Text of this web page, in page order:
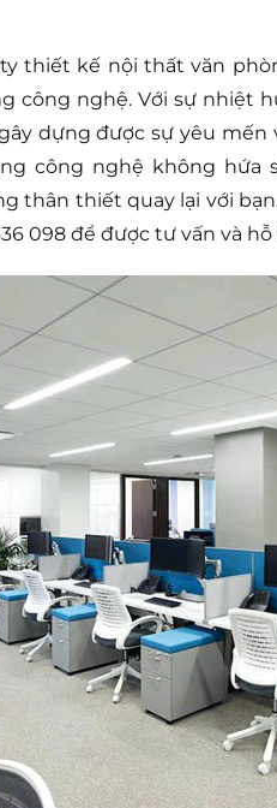
thiết kế nội thất văn
công nghệ. Với sự nhiệt
dựng được sự yêu
công nghệ không hứa
thân thiết quay lại với
098 để được tư vấn và hỗ